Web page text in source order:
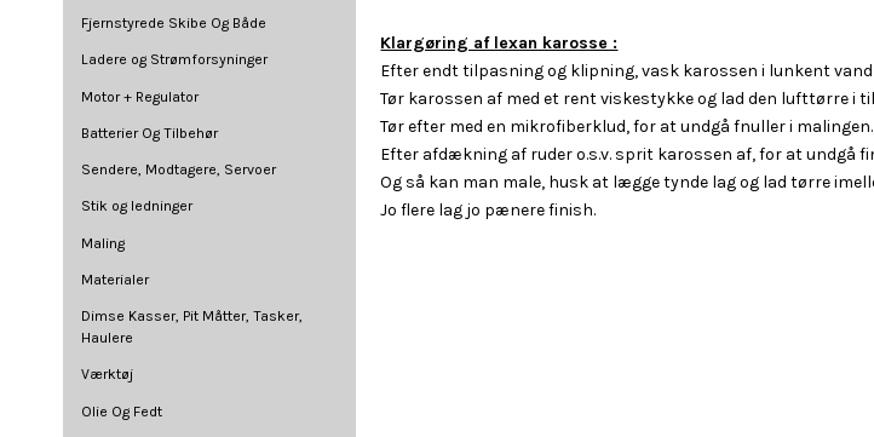
Fjernstyrede Skibe Og Både
Ladere og Strømforsyninger
Motor + Regulator
Batterier Og Tilbehør
Sendere, Modtagere, Servoer
Stik og ledninger
Maling
Materialer
Dimse Kasser, Pit Måtter, Tasker,
Haulere
Værktøj
Olie Og Fedt
Klargøring af lexan karosse :
Efter endt tilpasning og klipning, vask karossen i lunkent
Tør karossen af med et rent viskestykke og lad den lufttørre i
Tør efter med en mikrofiberklud, for at undgå fnuller i malingen.
Efter afdækning af ruder o.s.v. sprit karossen af, for at undgå
Og så kan man male, husk at lægge tynde lag og lad tørre
Jo flere lag jo pænere finish.